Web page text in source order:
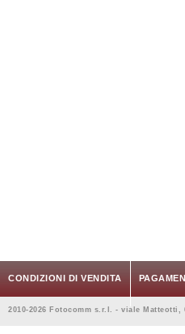
CONDIZIONI DI VENDITA
2010-2026 Fotocomm s.r.l. - viale Matteotti,